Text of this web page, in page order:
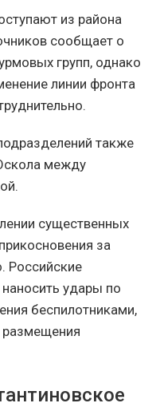
из района
сообщает о
групп, однако
линии фронта
также
между
существенных
за
Российские
удары по
беспилотниками,